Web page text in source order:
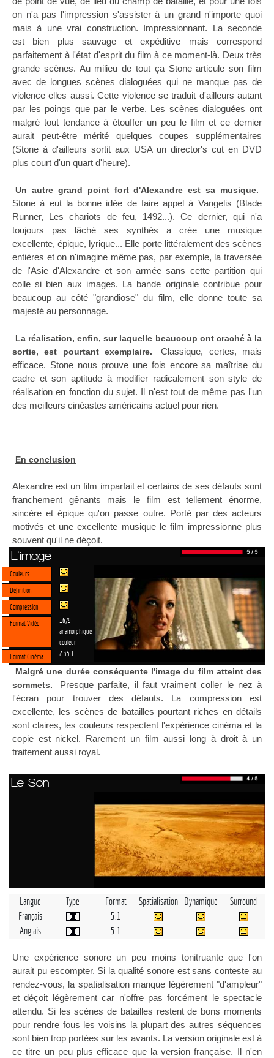
on n'a pas l'impression s'assister à un grand n'importe quoi
mais à une vrai construction. Impressionnant. La seconde
est bien plus sauvage et expéditive mais correspond
parfaitement à l'état d'esprit du film à ce moment-là. Deux très
grande scènes. Au milieu de tout ça Stone articule son film
avec de longues scènes dialoguées qui ne manque pas de
violence elles aussi. Cette violence se traduit d'ailleurs autant
par les poings que par le verbe. Les scènes dialoguées ont
malgré tout tendance à étouffer un peu le film et ce dernier
aurait peut-être mérité quelques coupes supplémentaires
(Stone à d'ailleurs sortit aux USA un director's cut en DVD
plus court d'un quart d'heure).
Un autre grand point fort d'Alexandre est sa musique.
Stone à eut la bonne idée de faire appel à Vangelis (Blade
Runner, Les chariots de feu, 1492...). Ce dernier, qui n'a
toujours pas lâché ses synthés a crée une musique
excellente, épique, lyrique... Elle porte littéralement des scènes
entières et on n'imagine même pas, par exemple, la traversée
de l'Asie d'Alexandre et son armée sans cette partition qui
colle si bien aux images. La bande originale contribue pour
beaucoup au côté "grandiose" du film, elle donne toute sa
majesté au personnage.
La réalisation, enfin, sur laquelle beaucoup ont craché à la
sortie, est pourtant exemplaire.
Classique, certes, mais
efficace. Stone nous prouve une fois encore sa maîtrise du
cadre et son aptitude à modifier radicalement son style de
réalisation en fonction du sujet. Il n'est tout de même pas l'un
des meilleurs cinéastes américains actuel pour rien.
En conclusion
Alexandre est un film imparfait et certains de ses défauts sont
franchement gênants mais le film est tellement énorme,
sincère et épique qu'on passe outre. Porté par des acteurs
motivés et une excellente musique le film impressionne plus
souvent qu'il ne déçoit.
L'image
Couleurs
Définition
Compression
Format Vidéo
16/9
anamorphique
couleur
Format Cinéma
2.35:1
Malgré une durée conséquente l'image du film atteint des
sommets.
Presque parfaite, il faut vraiment coller le nez à
l'écran pour trouver des défauts. La compression est
excellente, les scènes de batailles pourtant riches en détails
sont claires, les couleurs respectent l'expérience cinéma et la
copie est nickel. Rarement un film aussi long à droit à un
traitement aussi royal.
Le Son
Langue Type Format Spatialisation Dynamique
Surround
Français
5.1
Anglais
5.1
Une expérience sonore un peu moins tonitruante que l'on
aurait pu escompter. Si la qualité sonore est sans conteste au
rendez-vous, la spatialisation manque légèrement "d'ampleur"
et déçoit légèrement car n'offre pas forcément le spectacle
attendu. Si les scènes de batailles restent de bons moments
pour rendre fous les voisins la plupart des autres séquences
sont bien trop portées sur les avants. La version originale est à
ce titre un peu plus efficace que la version française. Il n'en